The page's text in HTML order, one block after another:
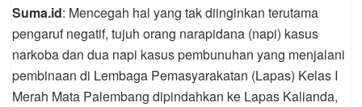
Suma.id: Mencegah hal yang tak diinginkan terutama
pengaruf negatif, tujuh orang narapidana (napi) kasus
narkoba dan dua napi kasus pembunuhan yang menjalani
pembinaan di Lembaga Pemasyarakatan (Lapas) Kelas I
Merah Mata Palembang dipindahkan ke Lapas Kalianda,